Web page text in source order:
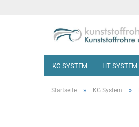
KG SYSTEM HT SYSTEM
Startseite » KG System »